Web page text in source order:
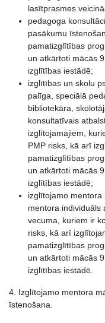
lasītprasmes
pedagoga
pasākumu
pamatizglītības
un atkārtoti mācās
izglītības iestādē;
izglītības un skolu
palīga, speciālā
bibliotekāra,
konsultatīvais
izglītojamajiem,
PMP risks, kā arī
pamatizglītības
un atkārtoti mācās
izglītības iestādē;
izglītojamo
mentora individuāls
vecuma, kuriem ir
risks, kā arī
pamatizglītības
un atkārtoti mācās
izglītības iestādē.
4. Izglītojamo mentora
īstenošana.